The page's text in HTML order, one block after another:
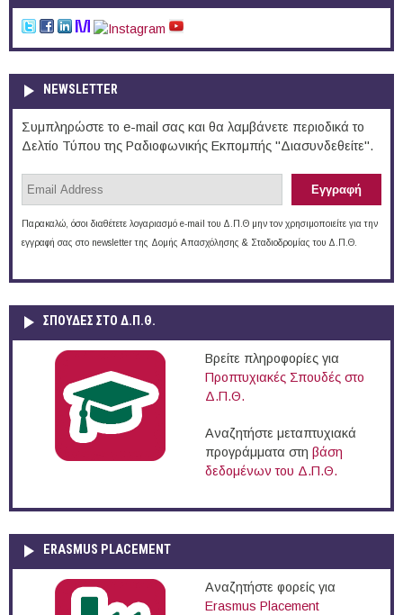
NEWSLETTER
Συμπληρώστε το e-mail σας και θα λαμβάνετε περιοδικά το
Δελτίο Τύπου της Ραδιοφωνικής Εκπομπής "Διασυνδεθείτε".
Παρακαλώ, όσοι διαθέτετε λογαριασμό e-mail του Δ.Π.Θ μην τον χρησιμοποιείτε για την
εγγραφή σας στο newsletter της Δομής Απασχόλησης & Σταδιοδρομίας του Δ.Π.Θ.
ΣΠΟΥΔΈΣ ΣΤΟ Δ.Π.Θ.
Βρείτε πληροφορίες για
Προπτυχιακές Σπουδές στο
Δ.Π.Θ.
Αναζητήστε μεταπτυχιακά
προγράμματα στη βάση
δεδομένων του Δ.Π.Θ.
ERASMUS PLACEMENT
Αναζητήστε φορείς για
Erasmus Placement